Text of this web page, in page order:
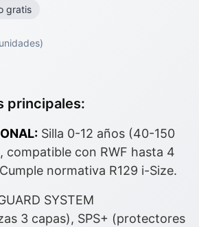
gratis
principales:
Silla 0-12 años (40-150
compatible con RWF hasta 4
normativa R129 i-Size.
SYSTEM
3 capas), SPS+ (protectores